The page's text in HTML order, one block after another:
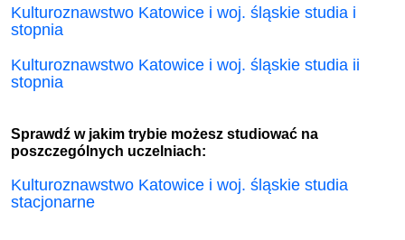
Kulturoznawstwo Katowice i woj. śląskie studia i
stopnia
Kulturoznawstwo Katowice i woj. śląskie studia ii
stopnia
Sprawdź w jakim trybie możesz studiować na
poszczególnych uczelniach:
Kulturoznawstwo Katowice i woj. śląskie studia
stacjonarne